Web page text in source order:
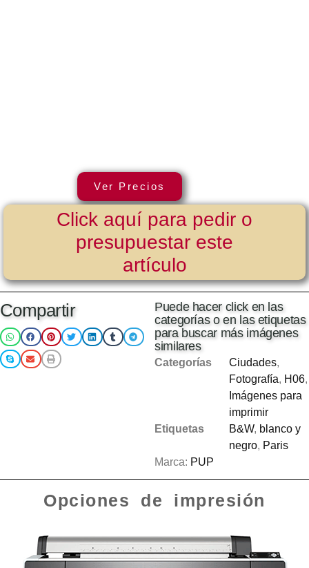
Ver Precios
Click aquí para pedir o
presupuestar este
artículo
Compartir
Puede hacer click en las
categorías o en las etiquetas
para buscar más imágenes
similares
Categorías Ciudades,
Fotografía, H06,
Imágenes para
imprimir
Etiquetas
B&W, blanco y
negro, Paris
Marca: PUP
Opciones de impresión